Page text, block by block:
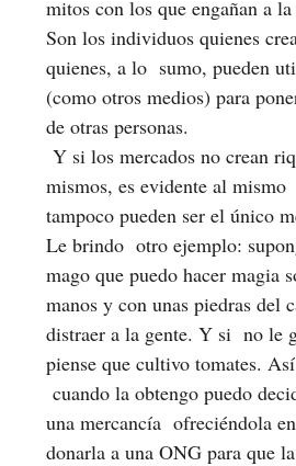
mitos con los que engañan a
Son los individuos quienes
quienes, a lo sumo, pueden
(como otros medios) para
de otras personas.
Y si los mercados no crean
mismos, es evidente al
tampoco pueden ser el único
Le brindo otro ejemplo:
mago que puedo hacer magia
manos y con unas piedras del
distraer a la gente. Y si no le
piense que cultivo tomates.
cuando la obtengo puedo
una mercancía ofreciéndola
donarla a una ONG para que